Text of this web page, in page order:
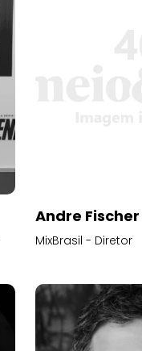
Andre Fischer
MixBrasil - Diretor